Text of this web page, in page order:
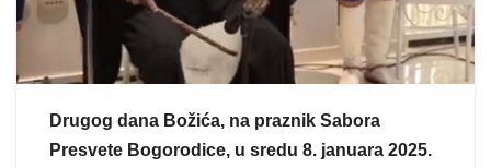
Drugog dana Božića, na praznik Sabora
Presvete Bogorodice, u sredu 8. januara 2025.